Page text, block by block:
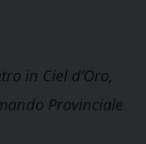
in Ciel d’Oro,
Provinciale